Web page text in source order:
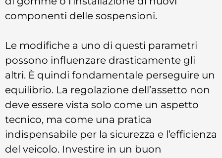
componenti delle sospensioni.
Le modifiche a uno di questi parametri
possono influenzare drasticamente gli
altri. È quindi fondamentale perseguire un
equilibrio. La regolazione dell’assetto non
deve essere vista solo come un aspetto
tecnico, ma come una pratica
indispensabile per la sicurezza e l’efficienza
del veicolo. Investire in un buon